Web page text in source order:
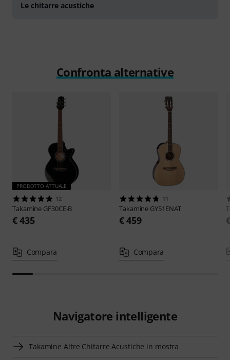
Le chitarre acustiche
Confronta alternative
PRODOTTO ATTUALE
12
Takamine GF30CE-B
€ 435
Compara
11
Takamine GY51ENAT
€ 459
Compara
Navigatore intelligente
Takamine Altre Chitarre Acustiche in mostra